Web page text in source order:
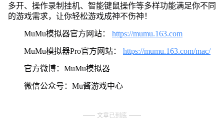
多开、操作录制挂机、智能键鼠操作等多样功能满足你不同
的游戏需求，让你轻松游戏成神不伤神！
MuMu模拟器官方网站： https://mumu.163.com
MuMu模拟器Pro官方网站： https://mumu.163.com/mac/
官方微博：MuMu模拟器
微信公众号：Mu酱游戏中心
文章已到底